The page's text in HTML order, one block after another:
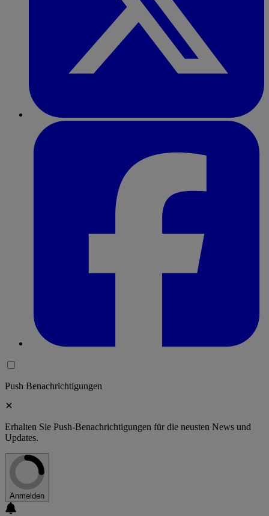
Push Benachrichtigungen
Erhalten Sie Push-Benachrichtigungen für die neusten News und
Updates.
Anmelden